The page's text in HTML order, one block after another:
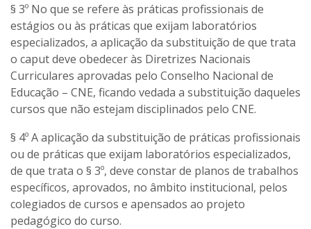
§ 3º No que se refere às práticas profissionais de
estágios ou às práticas que exijam laboratórios
especializados, a aplicação da substituição de que trata
o caput deve obedecer às Diretrizes Nacionais
Curriculares aprovadas pelo Conselho Nacional de
Educação – CNE, ficando vedada a substituição daqueles
cursos que não estejam disciplinados pelo CNE.
§ 4º A aplicação da substituição de práticas profissionais
ou de práticas que exijam laboratórios especializados,
de que trata o § 3º, deve constar de planos de trabalhos
específicos, aprovados, no âmbito institucional, pelos
colegiados de cursos e apensados ao projeto
pedagógico do curso.